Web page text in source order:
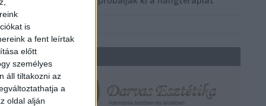
is
a fent leírtak
előtt
személyes
áll tiltakozni az
a
oldal alján